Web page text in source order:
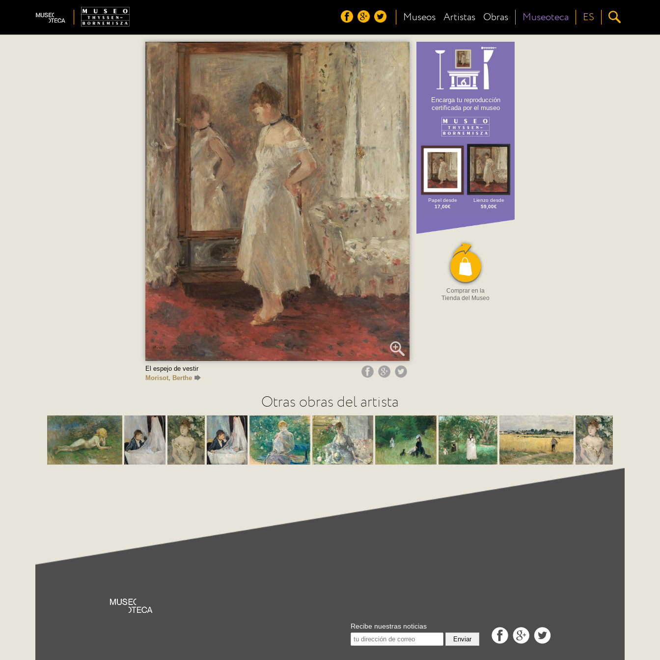
Museos Artistas Obras Museoteca ES
El espejo de vestir
Morisot, Berthe
Encarga tu reproducción
certificada por el museo
Papel desde
17,00€
Lienzo desde
59,00€
Comprar en la
Tienda del Museo
Otras obras del artista
Recibe nuestras noticias
Enviar